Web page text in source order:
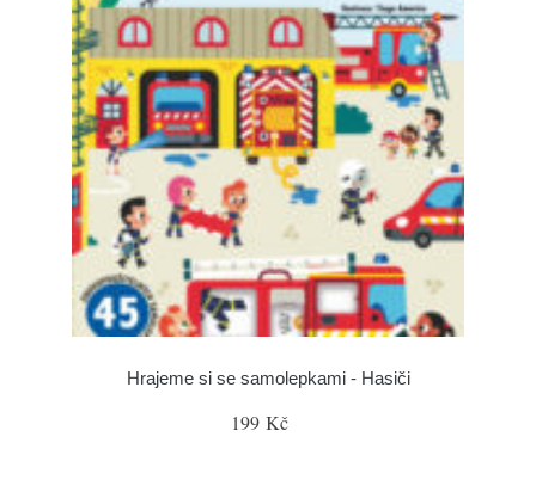
Hrajeme si se samolepkami - Hasiči
199 Kč